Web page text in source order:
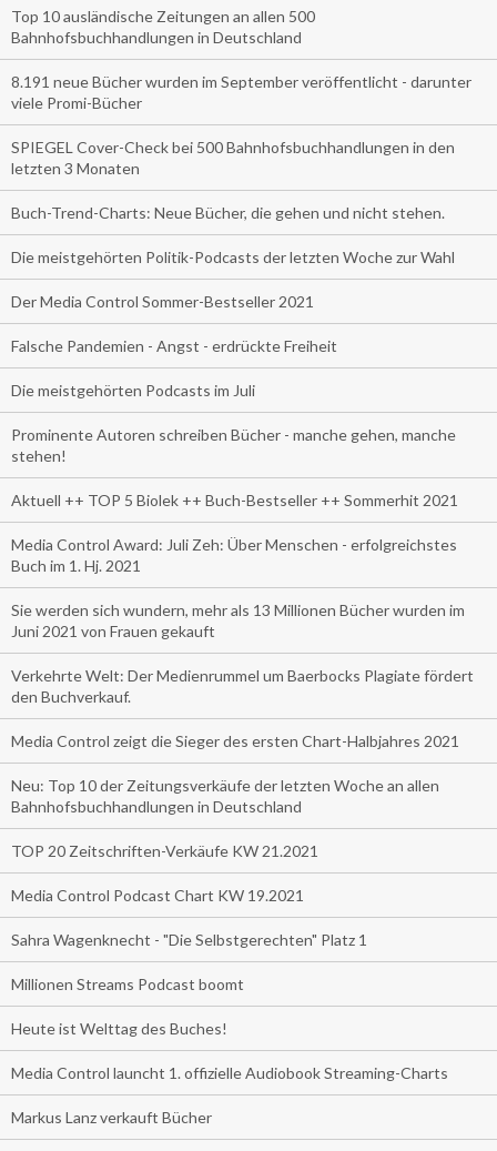
Top 10 ausländische Zeitungen an allen 500
Bahnhofsbuchhandlungen in Deutschland
8.191 neue Bücher wurden im September veröffentlicht - darunter
viele Promi-Bücher
SPIEGEL Cover-Check bei 500 Bahnhofsbuchhandlungen in den
letzten 3 Monaten
Buch-Trend-Charts: Neue Bücher, die gehen und nicht stehen.
Die meistgehörten Politik-Podcasts der letzten Woche zur Wahl
Der Media Control Sommer-Bestseller 2021
Falsche Pandemien - Angst - erdrückte Freiheit
Die meistgehörten Podcasts im Juli
Prominente Autoren schreiben Bücher - manche gehen, manche
stehen!
Aktuell ++ TOP 5 Biolek ++ Buch-Bestseller ++ Sommerhit 2021
Media Control Award: Juli Zeh: Über Menschen - erfolgreichstes
Buch im 1. Hj. 2021
Sie werden sich wundern, mehr als 13 Millionen Bücher wurden im
Juni 2021 von Frauen gekauft
Verkehrte Welt: Der Medienrummel um Baerbocks Plagiate fördert
den Buchverkauf.
Media Control zeigt die Sieger des ersten Chart-Halbjahres 2021
Neu: Top 10 der Zeitungsverkäufe der letzten Woche an allen
Bahnhofsbuchhandlungen in Deutschland
TOP 20 Zeitschriften-Verkäufe KW 21.2021
Media Control Podcast Chart KW 19.2021
Sahra Wagenknecht - "Die Selbstgerechten" Platz 1
Millionen Streams Podcast boomt
Heute ist Welttag des Buches!
Media Control launcht 1. offizielle Audiobook Streaming-Charts
Markus Lanz verkauft Bücher